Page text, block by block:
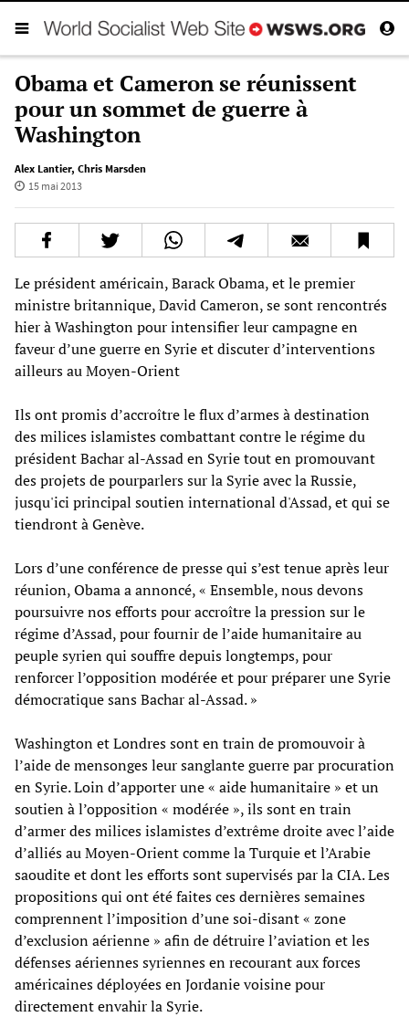
Obama et Cameron se réunissent
pour un sommet de guerre à
Washington
Alex Lantier, Chris Marsden
15 mai 2013
Le président américain, Barack Obama, et le premier
ministre britannique, David Cameron, se sont rencontrés
hier à Washington pour intensifier leur campagne en
faveur d’une guerre en Syrie et discuter d’interventions
ailleurs au Moyen-Orient
Ils ont promis d’accroître le flux d’armes à destination
des milices islamistes combattant contre le régime du
président Bachar al-Assad en Syrie tout en promouvant
des projets de pourparlers sur la Syrie avec la Russie,
jusqu'ici principal soutien international d'Assad, et qui se
tiendront à Genève.
Lors d’une conférence de presse qui s’est tenue après leur
réunion, Obama a annoncé, « Ensemble, nous devons
poursuivre nos efforts pour accroître la pression sur le
régime d’Assad, pour fournir de l’aide humanitaire au
peuple syrien qui souffre depuis longtemps, pour
renforcer l’opposition modérée et pour préparer une Syrie
démocratique sans Bachar al-Assad. »
Washington et Londres sont en train de promouvoir à
l’aide de mensonges leur sanglante guerre par procuration
en Syrie. Loin d’apporter une « aide humanitaire » et un
soutien à l’opposition « modérée », ils sont en train
d’armer des milices islamistes d’extrême droite avec l’aide
d’alliés au Moyen-Orient comme la Turquie et l’Arabie
saoudite et dont les efforts sont supervisés par la CIA. Les
propositions qui ont été faites ces dernières semaines
comprennent l’imposition d’une soi-disant « zone
d’exclusion aérienne » afin de détruire l’aviation et les
défenses aériennes syriennes en recourant aux forces
américaines déployées en Jordanie voisine pour
directement envahir la Syrie.